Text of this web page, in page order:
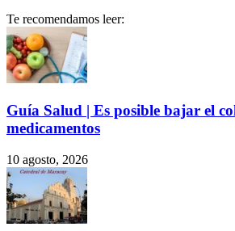
Te recomendamos leer:
Guía Salud | Es posible bajar el
medicamentos
10 agosto, 2026